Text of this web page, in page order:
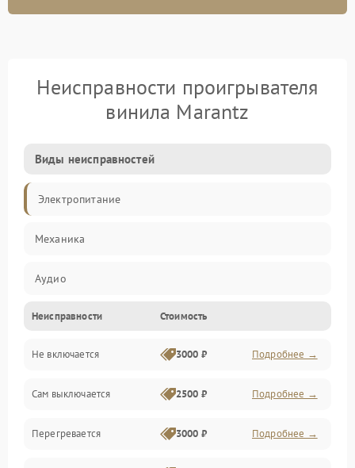
Неисправности проигрывателя
винила Marantz
Виды неисправностей
Электропитание
Механика
Аудио
Неисправности Стоимость
Не включается 3000 ₽ Подробнее →
Сам выключается 2500 ₽ Подробнее →
Перегревается 3000 ₽ Подробнее →